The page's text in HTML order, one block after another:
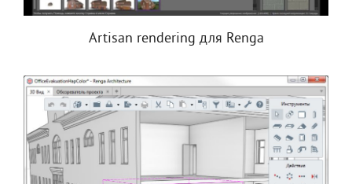
Artisan rendering для Renga